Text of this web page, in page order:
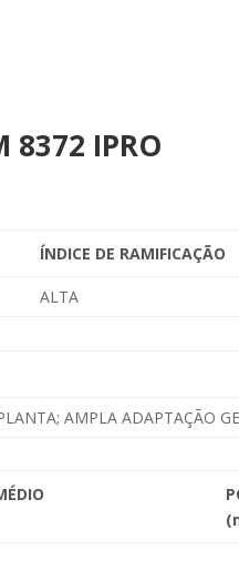
8372 IPRO
ÍNDICE DE RAMIFICAÇÃO
ALTA
AMPLA ADAPTAÇÃO